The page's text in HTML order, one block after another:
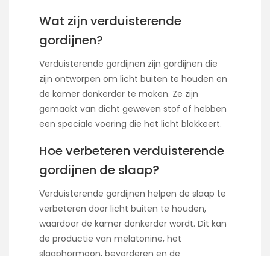
Wat zijn verduisterende
gordijnen?
Verduisterende gordijnen zijn gordijnen die
zijn ontworpen om licht buiten te houden en
de kamer donkerder te maken. Ze zijn
gemaakt van dicht geweven stof of hebben
een speciale voering die het licht blokkeert.
Hoe verbeteren verduisterende
gordijnen de slaap?
Verduisterende gordijnen helpen de slaap te
verbeteren door licht buiten te houden,
waardoor de kamer donkerder wordt. Dit kan
de productie van melatonine, het